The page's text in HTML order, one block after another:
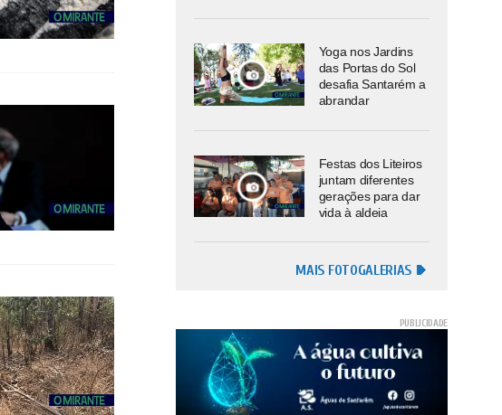
Yoga nos Jardins
das Portas do Sol
desafia Santarém a
abrandar
Festas dos Liteiros
juntam diferentes
gerações para dar
vida à aldeia
MAIS FOTOGALERIAS